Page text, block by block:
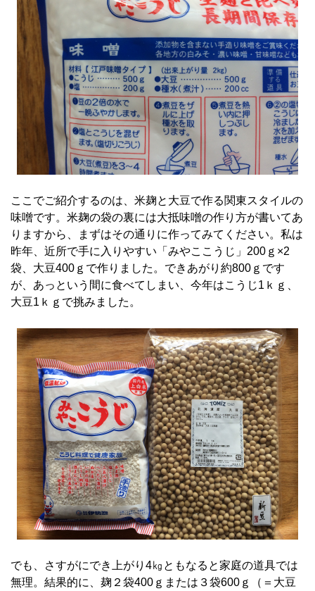
ここでご紹介するのは、米麹と大豆で作る関東スタイルの
味噌です。米麹の袋の裏には大抵味噌の作り方が書いてあ
りますから、まずはその通りに作ってみてください。私は
昨年、近所で手に入りやすい「みやここうじ」200ｇ×2
袋、大豆400ｇで作りました。できあがり約800ｇです
が、あっという間に食べてしまい、今年はこうじ1ｋｇ、
大豆1ｋｇで挑みました。
でも、さすがにでき上がり4㎏ともなると家庭の道具では
無理。結果的に、麹２袋400ｇまたは３袋600ｇ（＝大豆